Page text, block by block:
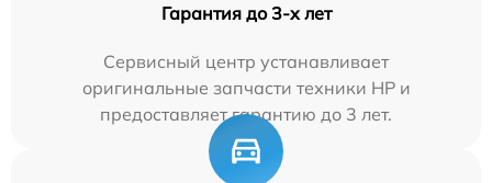
Гарантия до 3-х лет
Сервисный центр устанавливает
оригинальные запчасти техники HP и
предоставляет гарантию до 3 лет.